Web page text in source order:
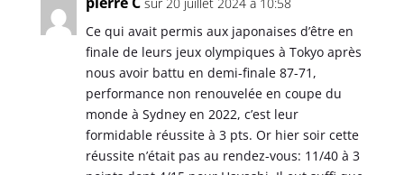
sur 20 juillet 2024 à 10:58
Ce qui avait permis aux japonaises d’être en
finale de leurs jeux olympiques à Tokyo après
nous avoir battu en demi-finale 87-71,
performance non renouvelée en coupe du
monde à Sydney en 2022, c’est leur
formidable réussite à 3 pts. Or hier soir cette
réussite n’était pas au rendez-vous: 11/40 à 3